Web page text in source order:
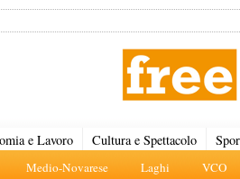
Medio-Novarese Laghi VCO
e Lavoro Cultura e Spettacolo